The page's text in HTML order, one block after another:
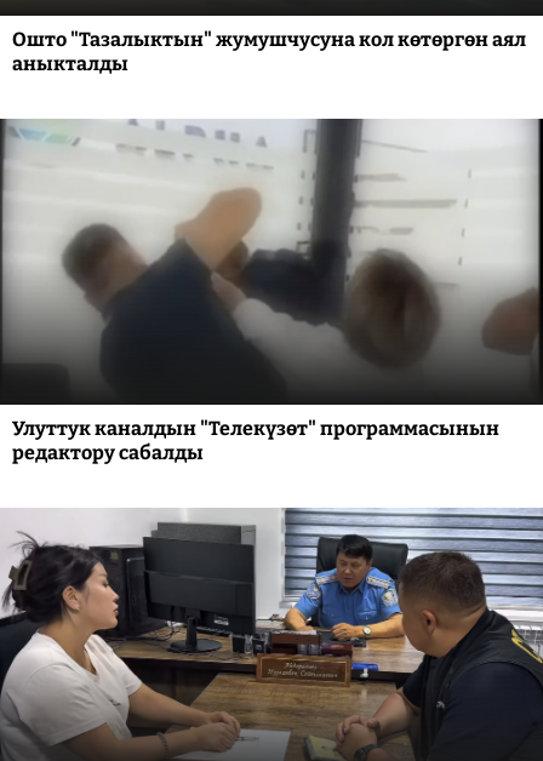
Ошто "Тазалыктын" жумушчусуна кол көтөргөн аял
аныкталды
Улуттук каналдын "Телекүзөт" программасынын
редактору сабалды